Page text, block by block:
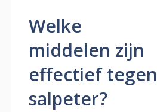
Welke
middelen zijn
effectief tegen
salpeter?